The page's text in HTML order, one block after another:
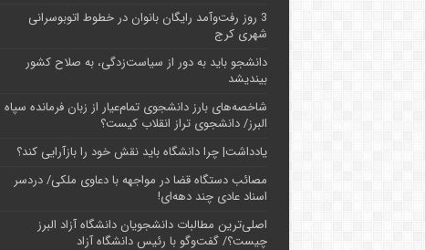
3 روز رفت‌وآمد رایگان بانوان در خطوط اتوبوسرانی
شهری کرج
دانشجو باید به دور از سیاست‌زدگی، به صلاح کشور
بیندیشد
شاخصه‌های بارز دانشجوی تمام‌عیار از زبان فرمانده سپاه
البرز/ دانشجوی تراز انقلاب کیست؟
یادداشت| چرا دانشگاه باید نقش خود را بازآرایی کند؟
مصائب دستگاه قضا در مواجهه با دعاوی ملکی/ دردسر
اسناد عادی چند‌ دهه‌ای!
اصلی‌ترین مطالبات دانشجویان دانشگاه آزاد البرز
چیست؟/ گفت‌وگو با رئیس دانشگاه آز‌اد